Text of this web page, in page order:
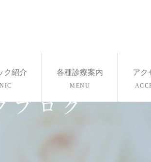
ク紹介
クセス・診療時間
各種診療案内
MENU
リワーク外来
アク
ブログ